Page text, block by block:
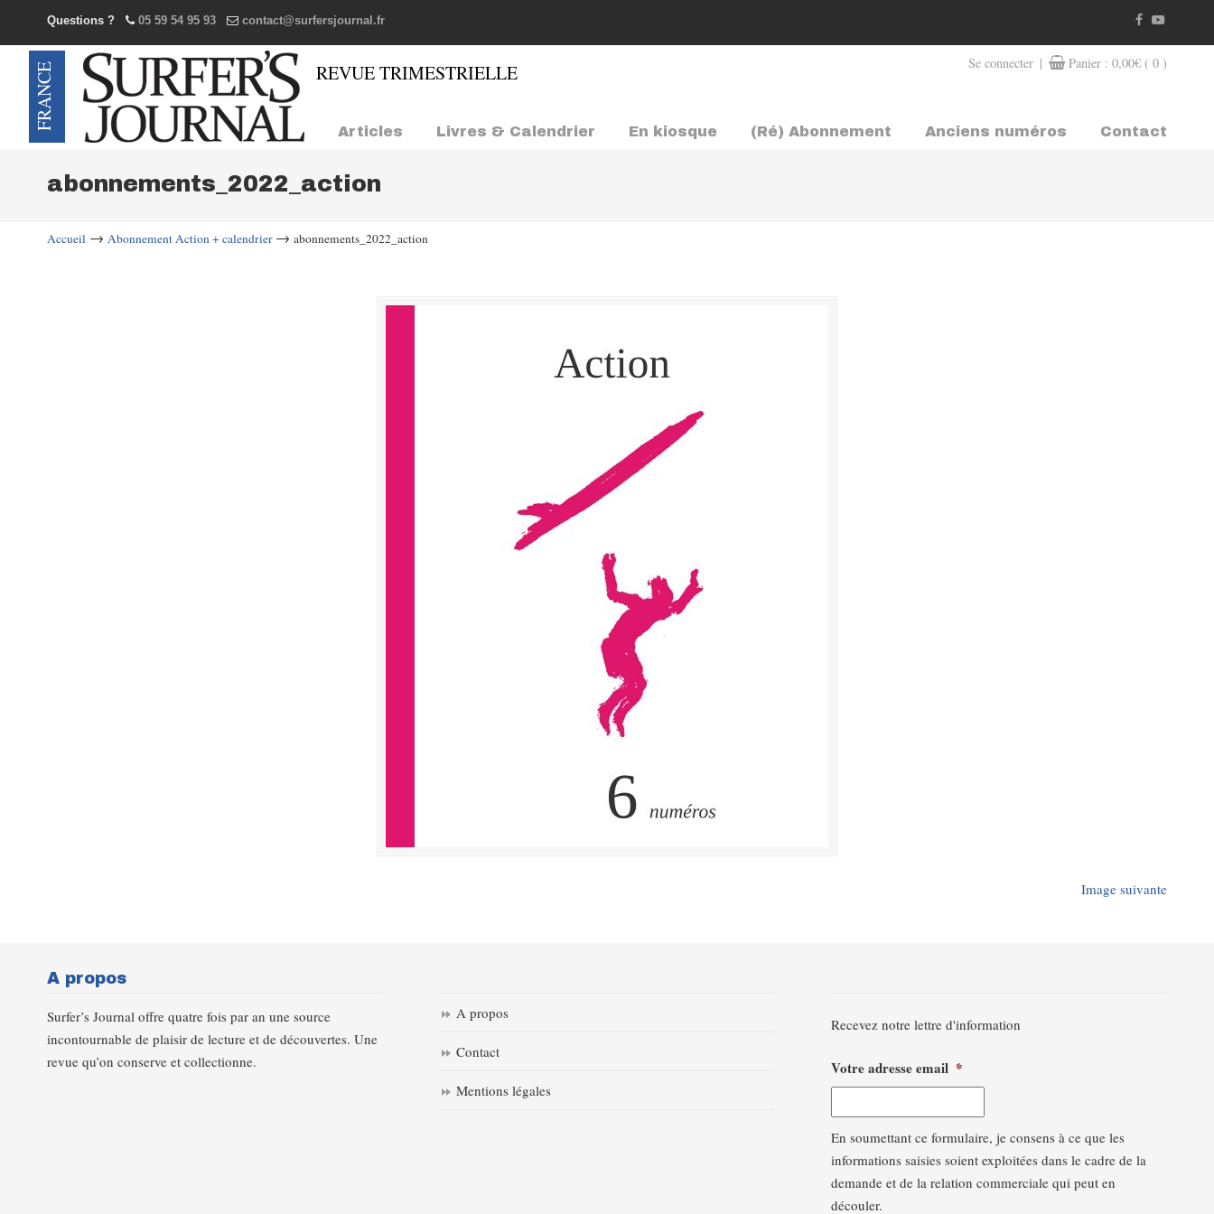
Questions ? 05 59 54 95 93 contact@surfersjournal.fr
Se connecter | Panier : 0,00€ ( 0 )
Articles Livres & Calendrier En kiosque (Ré) Abonnement Anciens numéros Contact
Navigation
abonnements_2022_action
Accueil → Abonnement Action + calendrier → abonnements_2022_action
Image suivante
A propos
Surfer’s Journal offre quatre fois par an une source
incontournable de plaisir de lecture et de découvertes. Une
revue qu’on conserve et collectionne.
A propos
Contact
Mentions légales
Recevez notre lettre d'information
Votre adresse email *
En soumettant ce formulaire, je consens à ce que les
informations saisies soient exploitées dans le cadre de la
demande et de la relation commerciale qui peut en
découler.